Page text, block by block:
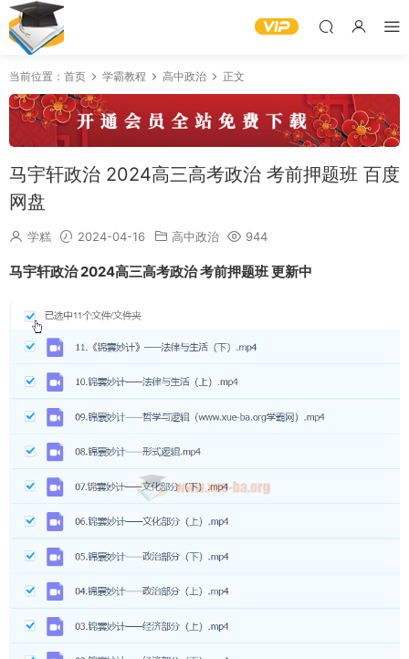
当前位置： 首页 学霸教程 高中政治 正文
马宇轩政治 2024高三高考政治 考前押题班 百度
网盘
学糕 2024-04-16 高中政治 944
马宇轩政治 2024高三高考政治 考前押题班 更新中